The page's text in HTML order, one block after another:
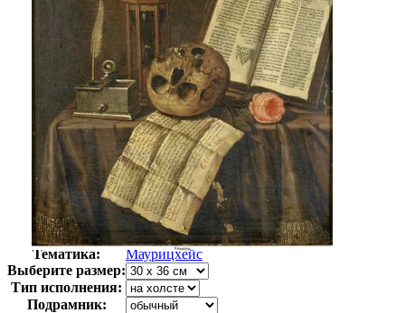
Автор:
Неизвестно
Арт-стиль
Голландская живопись
Тематика:
Маурицхейс
Выберите размер:
Тип исполнения:
Подрамник: